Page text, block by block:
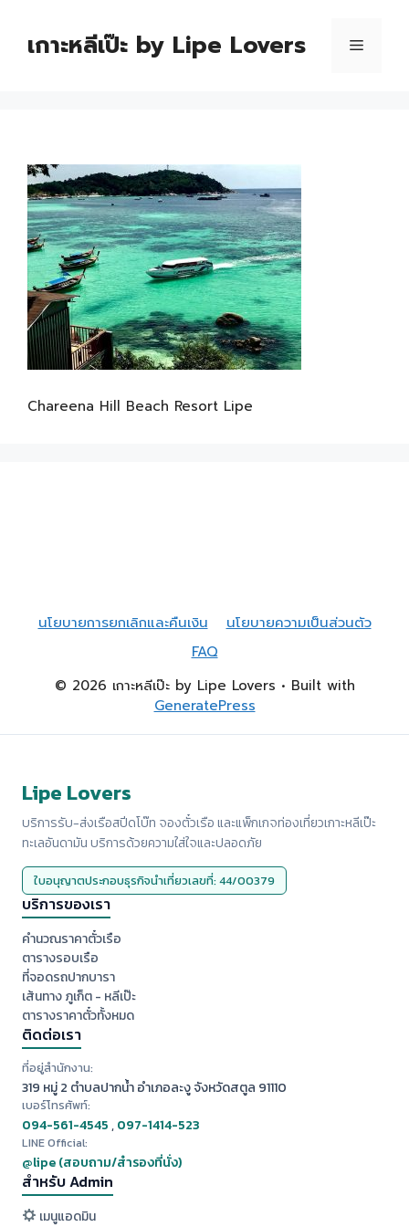
เกาะหลีเป๊ะ by Lipe Lovers
Chareena Hill Beach Resort Lipe
นโยบายการยกเลิกและคืนเงิน
นโยบายความเป็นส่วนตัว
FAQ
© 2026 เกาะหลีเป๊ะ by Lipe Lovers • Built with
GeneratePress
Lipe Lovers
บริการรับ-ส่งเรือสปีดโบ๊ท จองตั๋วเรือ และแพ็กเกจท่องเที่ยวเกาะหลีเป๊ะ
ทะเลอันดามัน บริการด้วยความใส่ใจและปลอดภัย
ใบอนุญาตประกอบธุรกิจนำเที่ยวเลขที่: 44/00379
บริการของเรา
คำนวณราคาตั๋วเรือ
ตารางรอบเรือ
ที่จอดรถปากบารา
เส้นทาง ภูเก็ต - หลีเป๊ะ
ตารางราคาตั๋วทั้งหมด
ติดต่อเรา
ที่อยู่สำนักงาน:
319 หมู่ 2 ตำบลปากน้ำ อำเภอละงู จังหวัดสตูล 91110
เบอร์โทรศัพท์:
094-561-4545,097-1414-523
LINE Official:
@lipe (สอบถาม/สำรองที่นั่ง)
สำหรับ Admin
เมนูแอดมิน